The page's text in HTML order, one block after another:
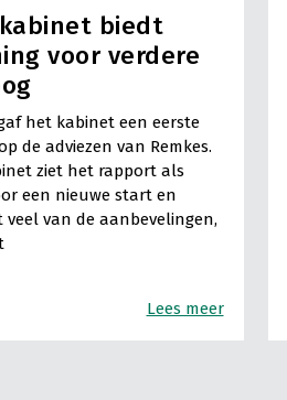
kabinet biedt
voor verdere
het kabinet een eerste
de adviezen van Remkes.
ziet het rapport als
een nieuwe start en
veel van de aanbevelingen,
Lees meer